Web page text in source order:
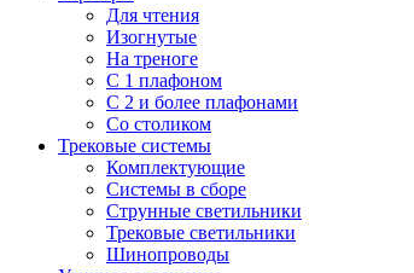
Для чтения
Изогнутые
На треноге
С 1 плафоном
С 2 и более плафонами
Со столиком
Трековые системы
Комплектующие
Системы в сборе
Струнные светильники
Трековые светильники
Шинопроводы